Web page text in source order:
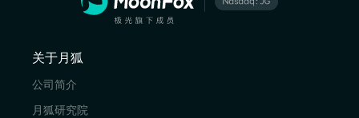
关于月狐
公司简介
月狐研究院